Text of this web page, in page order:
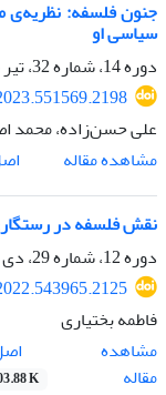
جنون فلسفه: نظریه‌ی
سیاسی او
دوره 14، شماره 32، تیر 1403، صفحه
علی حسن‌زاده، محمد
مشاهده مقاله
نقش فلسفه در
دوره 12، شماره 29، دی 1401، صفحه
فاطمه بختیاری
مشاهده
مقاله
K